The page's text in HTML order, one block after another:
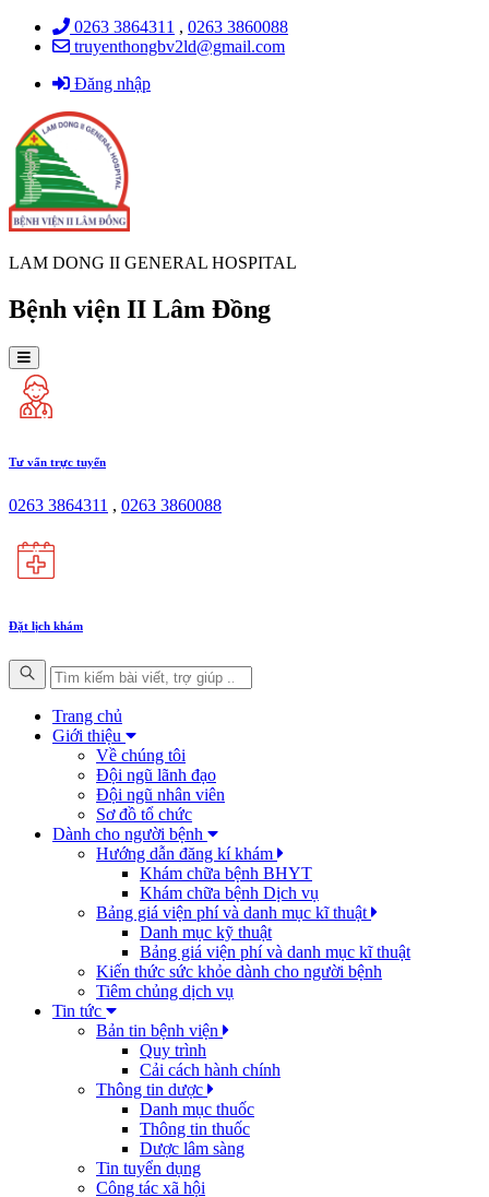
0263 3864311 , 0263 3860088
truyenthongbv2ld@gmail.com
Đăng nhập
LAM DONG II GENERAL HOSPITAL
Bệnh viện II Lâm Đồng
Tư vấn trực tuyến
0263 3864311 , 0263 3860088
Đặt lịch khám
Trang chủ
Giới thiệu
Về chúng tôi
Đội ngũ lãnh đạo
Đội ngũ nhân viên
Sơ đồ tổ chức
Dành cho người bệnh
Hướng dẫn đăng kí khám
Khám chữa bệnh BHYT
Khám chữa bệnh Dịch vụ
Bảng giá viện phí và danh mục kĩ thuật
Danh mục kỹ thuật
Bảng giá viện phí và danh mục kĩ thuật
Kiến thức sức khỏe dành cho người bệnh
Tiêm chủng dịch vụ
Tin tức
Bản tin bệnh viện
Quy trình
Cải cách hành chính
Thông tin dược
Danh mục thuốc
Thông tin thuốc
Dược lâm sàng
Tin tuyển dụng
Công tác xã hội